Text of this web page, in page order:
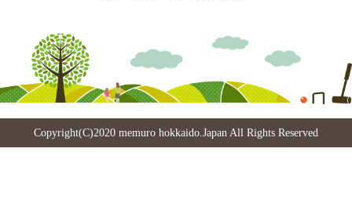
Copyright(C)2020 memuro hokkaido.Japan All Rights Reserved